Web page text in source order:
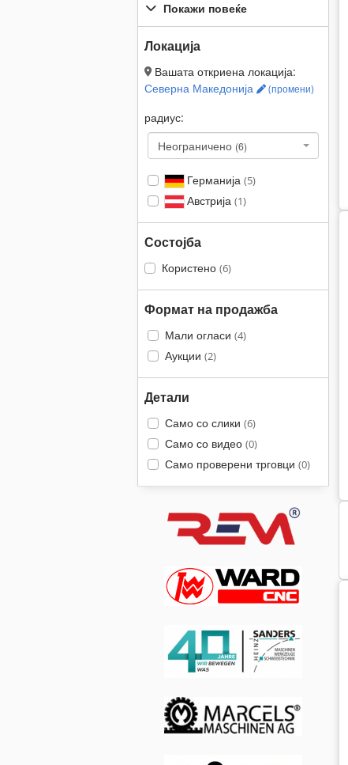
Покажи повеќе
Локација
Вашата откриена локација:
Северна Македонија
(промени)
радиус:
Неограничено (6)
Германија (5)
Австрија (1)
Состојба
Користено (6)
Формат на продажба
Мали огласи (4)
Аукции (2)
Детали
Само со слики (6)
Само со видео (0)
Само проверени трговци (0)